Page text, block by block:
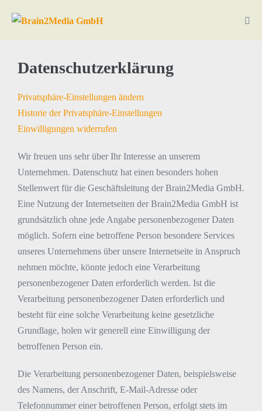
Datenschutzerklärung
Privatsphäre-Einstellungen ändern
Historie der Privatsphäre-Einstellungen
Einwilligungen widerrufen
Wir freuen uns sehr über Ihr Interesse an unserem
Unternehmen. Datenschutz hat einen besonders hohen
Stellenwert für die Geschäftsleitung der Brain2Media GmbH.
Eine Nutzung der Internetseiten der Brain2Media GmbH ist
grundsätzlich ohne jede Angabe personenbezogener Daten
möglich. Sofern eine betroffene Person besondere Services
unseres Unternehmens über unsere Internetseite in Anspruch
nehmen möchte, könnte jedoch eine Verarbeitung
personenbezogener Daten erforderlich werden. Ist die
Verarbeitung personenbezogener Daten erforderlich und
besteht für eine solche Verarbeitung keine gesetzliche
Grundlage, holen wir generell eine Einwilligung der
betroffenen Person ein.
Die Verarbeitung personenbezogener Daten, beispielsweise
des Namens, der Anschrift, E-Mail-Adresse oder
Telefonnummer einer betroffenen Person, erfolgt stets im